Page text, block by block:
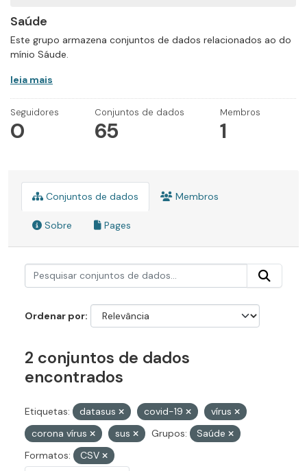
Saúde
Este grupo armazena conjuntos de dados relacionados ao do
mínio Sáude.
leia mais
Seguidores
0
Conjuntos de dados
65
Membros
1
Conjuntos de dados Membros
Sobre Pages
Ordenar por
2 conjuntos de dados
encontrados
Etiquetas: datasus covid-19
vírus
corona vírus
sus Grupos:
Saúde
Formatos:
CSV